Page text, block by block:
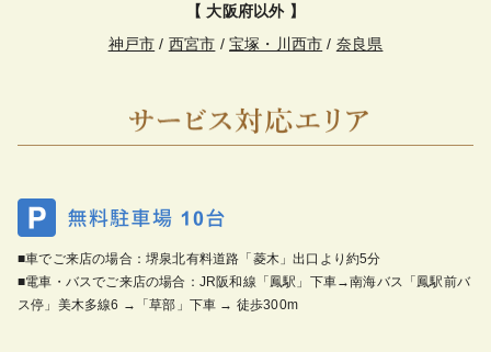
【 大阪府以外 】
神戸市 / 西宮市 / 宝塚・川西市 / 奈良県
■車でご来店の場合：堺泉北有料道路「菱木」出口より約5分
■電車・バスでご来店の場合：JR阪和線「鳳駅」下車→南海バス「鳳駅前バ
ス停」美木多線6 →「草部」下車 → 徒歩300m